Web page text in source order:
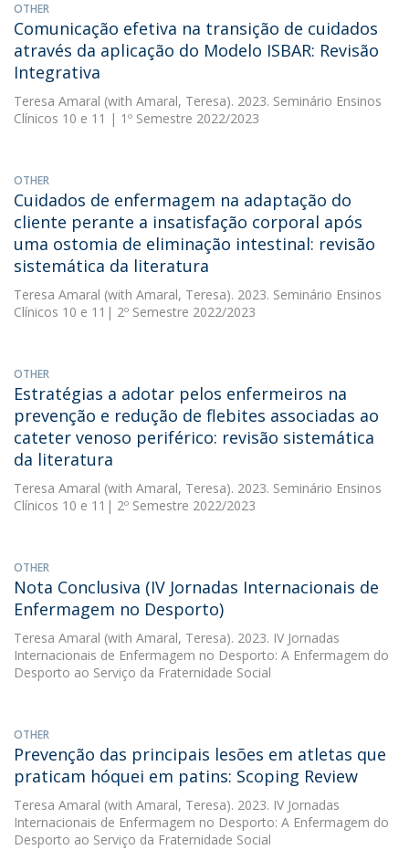
OTHER
Comunicação efetiva na transição de cuidados
através da aplicação do Modelo ISBAR: Revisão
Integrativa
Teresa Amaral (with Amaral, Teresa). 2023. Seminário Ensinos
Clínicos 10 e 11 | 1º Semestre 2022/2023
OTHER
Cuidados de enfermagem na adaptação do
cliente perante a insatisfação corporal após
uma ostomia de eliminação intestinal: revisão
sistemática da literatura
Teresa Amaral (with Amaral, Teresa). 2023. Seminário Ensinos
Clínicos 10 e 11| 2º Semestre 2022/2023
OTHER
Estratégias a adotar pelos enfermeiros na
prevenção e redução de flebites associadas ao
cateter venoso periférico: revisão sistemática
da literatura
Teresa Amaral (with Amaral, Teresa). 2023. Seminário Ensinos
Clínicos 10 e 11| 2º Semestre 2022/2023
OTHER
Nota Conclusiva (IV Jornadas Internacionais de
Enfermagem no Desporto)
Teresa Amaral (with Amaral, Teresa). 2023. IV Jornadas
Internacionais de Enfermagem no Desporto: A Enfermagem do
Desporto ao Serviço da Fraternidade Social
OTHER
Prevenção das principais lesões em atletas que
praticam hóquei em patins: Scoping Review
Teresa Amaral (with Amaral, Teresa). 2023. IV Jornadas
Internacionais de Enfermagem no Desporto: A Enfermagem do
Desporto ao Serviço da Fraternidade Social